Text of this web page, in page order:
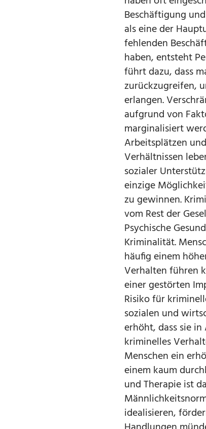
Beschäftigung
als eine der
fehlenden
haben, entsteht
führt dazu, dass
zurückzugreifen,
erlangen.
aufgrund von
marginalisiert
Arbeitsplätzen
Verhältnissen
sozialer
einzige
zu gewinnen.
vom Rest der
Psychische
Kriminalität.
häufig einem
Verhalten führen
einer gestörten
Risiko für
sozialen und
erhöht, dass sie
kriminelles
Menschen ein
einem kaum
und Therapie ist
idealisieren,